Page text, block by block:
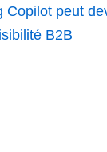
Copilot peut
B2B